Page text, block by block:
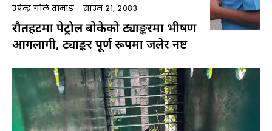
उपेन्द्र गोले तामाङ -साउन २१, २०८३
रौतहटमा पेट्रोल बोकेको ट्याङ्करमा भीषण
आगलागी, ट्याङ्कर पूर्ण रूपमा जलेर नष्ट